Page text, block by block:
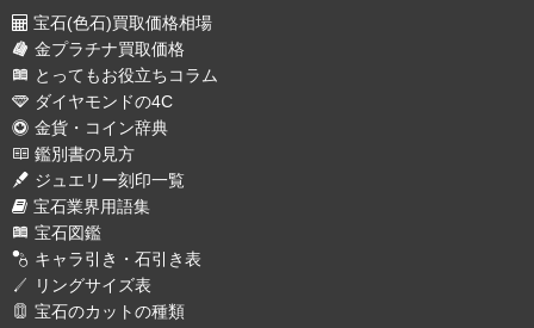
宝石(色石)買取価格相場
金プラチナ買取価格
とってもお役立ちコラム
ダイヤモンドの4C
金貨・コイン辞典
鑑別書の見方
ジュエリー刻印一覧
宝石業界用語集
宝石図鑑
キャラ引き・石引き表
リングサイズ表
宝石のカットの種類